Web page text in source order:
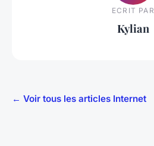
ECRIT PAR
Kylian
← Voir tous les articles Internet